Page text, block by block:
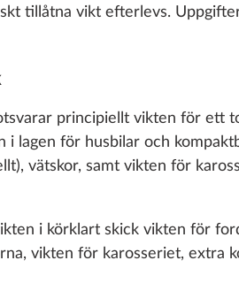
tillåtna vikt efterlevs.
principiellt vikten för ett
i lagen för husbilar och
vätskor, samt vikten för
i körklart skick vikten för
vikten för karosseriet, extra